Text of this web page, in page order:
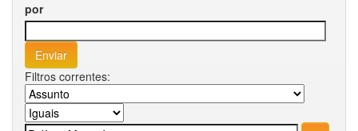
por
Filtros correntes: